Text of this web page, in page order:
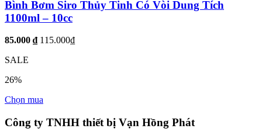
Bình Bơm Siro Thủy Tinh Có Vòi Dung Tích
1100ml – 10cc
85.000 ₫ 115.000₫
SALE
26%
Chọn mua
Công ty TNHH thiết bị Vạn Hồng Phát